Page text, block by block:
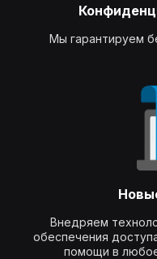
Мы гарантируем
Внедряем
обеспечения
помощи в